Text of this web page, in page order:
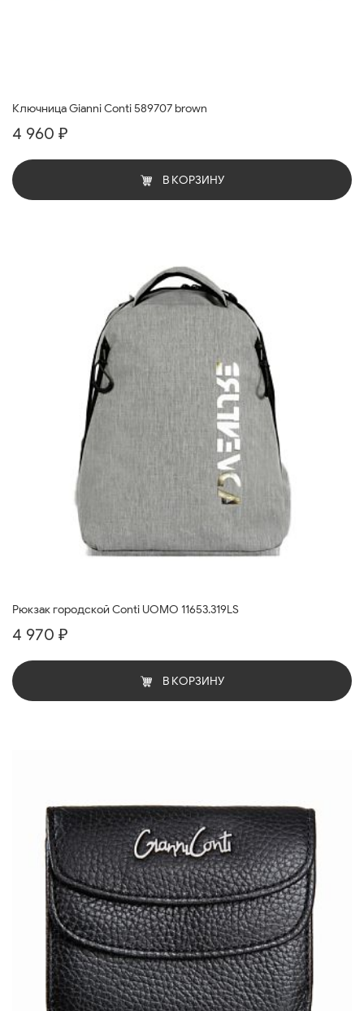
Ключница Gianni Conti 589707 brown
4 960 ₽
В КОРЗИНУ
Рюкзак городской Conti UOMO 11653.319LS
4 970 ₽
В КОРЗИНУ